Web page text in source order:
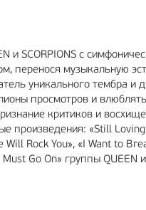
и SCORPIONS с
перенося музыкальную
уникального тембра и
просмотров и
критиков и
«Still Loving
Rock You», «I Want to
Go On» группы